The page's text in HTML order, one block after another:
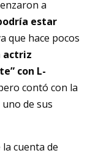
a
estar
que hace pocos
actriz
con L-
contó con la
de sus
la cuenta de